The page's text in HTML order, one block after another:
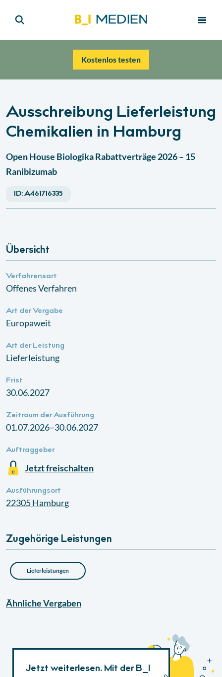
Kostenlos testen
Ausschreibung Lieferleistung
Chemikalien in Hamburg
Open House Biologika Rabattverträge 2026 – 15
Ranibizumab
ID:A461716335
Übersicht
Verfahrensart
Offenes Verfahren
Art der Vergabe
Europaweit
Art der Leistung
Lieferleistung
Frist
30.06.2027
Zeitraum der Ausführung
01.07.2026–30.06.2027
Auftraggeber
Jetzt freischalten
Ausführungsort
22305Hamburg
Zugehörige Leistungen
Lieferleistungen
ÄhnlicheVergaben
Jetzt weiterlesen. Mit der B_I